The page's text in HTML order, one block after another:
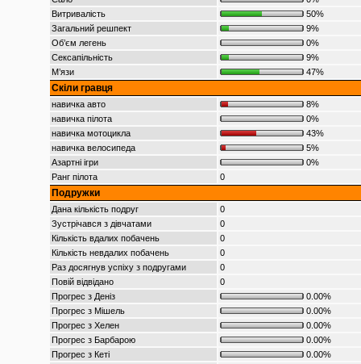
Витривалість
50%
Загальний решпект
9%
Об’єм легень
0%
Сексапільність
9%
М’язи
47%
Скіли гравця
навичка авто
8%
навичка пілота
0%
навичка мотоцикла
43%
навичка велосипеда
5%
Азартні ігри
0%
Ранг пілота
0
Подружки
Дана кількість подруг
0
Зустрічався з дівчатами
0
Кількість вдалих побачень
0
Кількість невдалих побачень
0
Раз досягнув успіху з подругами
0
Повій відвідано
0
Прогрес з Деніз
0.00%
Прогрес з Мішель
0.00%
Прогрес з Хелен
0.00%
Прогрес з Барбарою
0.00%
Прогрес з Кеті
0.00%